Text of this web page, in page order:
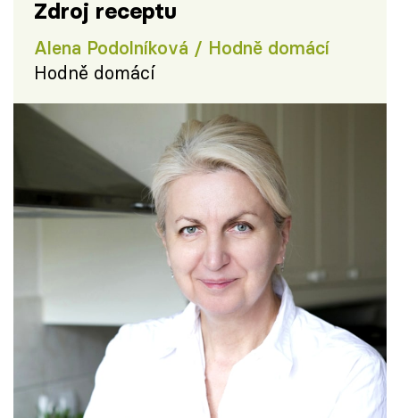
Zdroj receptu
Alena Podolníková / Hodně domácí
Hodně domácí